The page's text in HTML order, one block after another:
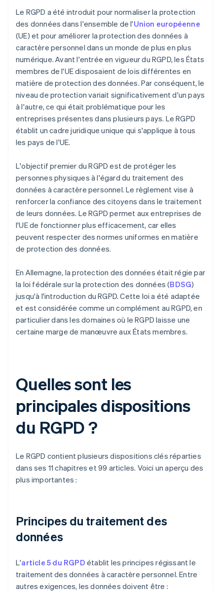
Le RGPD a été introduit pour normaliser la protection
des données dans l'ensemble de l'Union européenne
(UE) et pour améliorer la protection des données à
caractère personnel dans un monde de plus en plus
numérique. Avant l'entrée en vigueur du RGPD, les États
membres de l'UE disposaient de lois différentes en
matière de protection des données. Par conséquent, le
niveau de protection variait significativement d'un pays
à l'autre, ce qui était problématique pour les
entreprises présentes dans plusieurs pays. Le RGPD
établit un cadre juridique unique qui s'applique à tous
les pays de l'UE.
L'objectif premier du RGPD est de protéger les
personnes physiques à l'égard du traitement des
données à caractère personnel. Le règlement vise à
renforcer la confiance des citoyens dans le traitement
de leurs données. Le RGPD permet aux entreprises de
l'UE de fonctionner plus efficacement, car elles
peuvent respecter des normes uniformes en matière
de protection des données.
En Allemagne, la protection des données était régie par
la loi fédérale sur la protection des données (BDSG)
jusqu'à l'introduction du RGPD. Cette loi a été adaptée
et est considérée comme un complément au RGPD, en
particulier dans les domaines où le RGPD laisse une
certaine marge de manœuvre aux États membres.
Quelles sont les
principales dispositions
du RGPD ?
Le RGPD contient plusieurs dispositions clés réparties
dans ses 11 chapitres et 99 articles. Voici un aperçu des
plus importantes :
Principes du traitement des
données
L'article 5 du RGPD établit les principes régissant le
traitement des données à caractère personnel. Entre
autres exigences, les données doivent être :